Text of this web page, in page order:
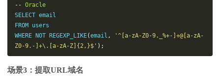
-- Oracle
SELECT email
FROM users
WHERE NOT REGEXP_LIKE(email ,
'^[a-zA-Z0-9._%+-]+@[a-zA-
Z0-9.-]+\.[a-zA-Z]{2,}$' );
场景3：提取URL域名